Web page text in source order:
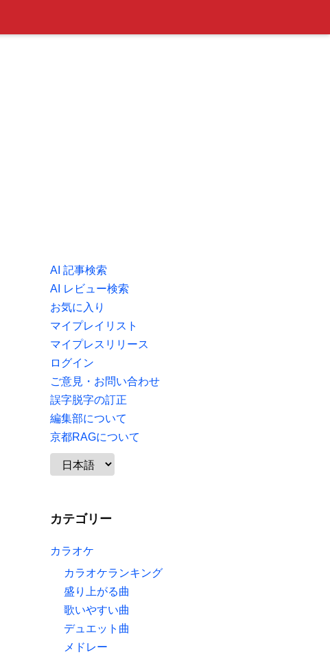
AI 記事検索
AI レビュー検索
お気に入り
マイプレイリスト
マイプレスリリース
ログイン
ご意見・お問い合わせ
誤字脱字の訂正
編集部について
京都RAGについて
カテゴリー
カラオケ
カラオケランキング
盛り上がる曲
歌いやすい曲
デュエット曲
メドレー